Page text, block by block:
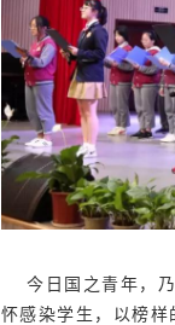
今日国之青年，
怀感染学生，以榜